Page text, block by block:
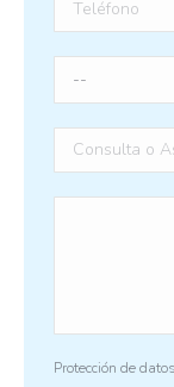
Protección de datos